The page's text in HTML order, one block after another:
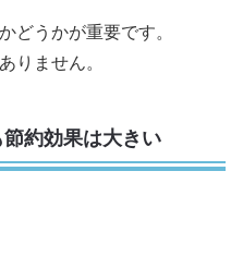
どうかが重要です。
りません。
約効果は大きい